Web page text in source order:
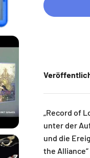
„Record of
unter der
und die
the